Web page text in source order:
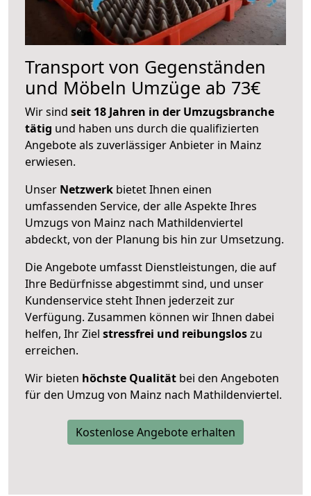
Transport von Gegenständen
und Möbeln Umzüge ab 73€
Wir sind seit 18 Jahren in der Umzugsbranche
tätig und haben uns durch die qualifizierten
Angebote als zuverlässiger Anbieter in Mainz
erwiesen.
Unser Netzwerk bietet Ihnen einen
umfassenden Service, der alle Aspekte Ihres
Umzugs von Mainz nach Mathildenviertel
abdeckt, von der Planung bis hin zur Umsetzung.
Die Angebote umfasst Dienstleistungen, die auf
Ihre Bedürfnisse abgestimmt sind, und unser
Kundenservice steht Ihnen jederzeit zur
Verfügung. Zusammen können wir Ihnen dabei
helfen, Ihr Ziel stressfrei und reibungsloszu
erreichen.
Wir bieten höchste Qualität bei den Angeboten
für den Umzug von Mainz nach Mathildenviertel.
Kostenlose Angebote erhalten